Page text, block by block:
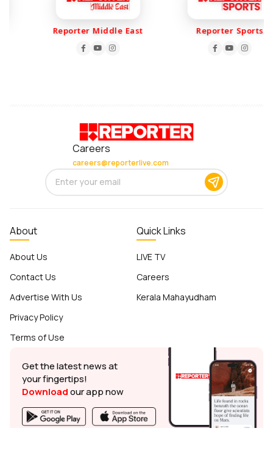
Reporter Middle East Reporter Sports
Careers
careers@reporterlive.com
About
About Us
Contact Us
Advertise With Us
Privacy Policy
Terms of Use
Quick Links
LIVE TV
Careers
Kerala Mahayudham
Get the latest news at
your fingertips!
Downloadour app now